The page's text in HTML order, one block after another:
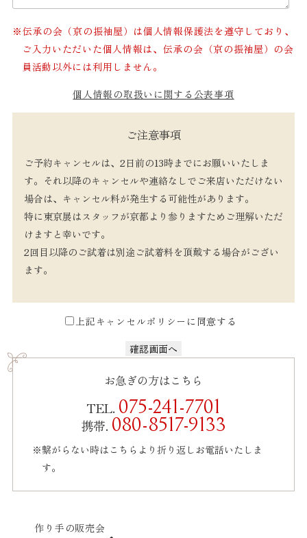
伝承の会（京の振袖屋）は個人情報保護法を遵守しており、
ご入力いただいた個人情報は、 伝承の会（京の振袖屋）の会
員活動以外には利用しません。
個人情報の取扱いに関する公表事項
ご注意事項
ご予約キャンセルは、2日前の13時までにお願いいたしま
す。 それ以降のキャンセルや連絡なしでご来店いただけない
場合は、キャンセル料が発生する可能性があります。
特に東京展はスタッフが京都より参りますためご理解いただ
けますと幸いです。
2回目以降のご試着は別途ご試着料を頂戴する場合がござい
ます。
上記キャンセルポリシーに同意する
お急ぎの方はこちら
TEL. 075-241-7701
携帯. 080-8517-9133
繋がらない時はこちらより折り返しお電話いたしま
す。
作り手の販売会